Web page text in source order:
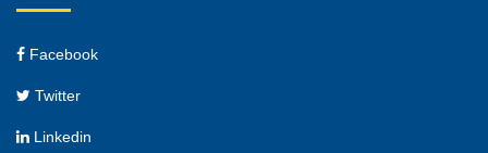
Facebook
Twitter
Linkedin